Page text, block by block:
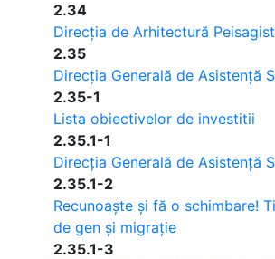
2.34
Direcția de Arhitectură
2.35
Direcția Generală de Asistență
2.35-1
Lista obiectivelor de investitii
2.35.1-1
Direcția Generală de Asistență
2.35.1-2
Recunoaște și fă o schimbare!
de gen și migrație
2.35.1-3